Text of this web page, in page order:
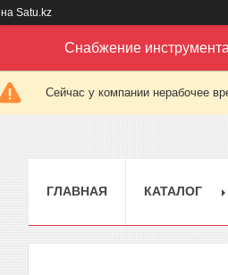
на Satu.kz
Снабжение
Сейчас у компании нерабочее
ГЛАВНАЯ КАТАЛОГ